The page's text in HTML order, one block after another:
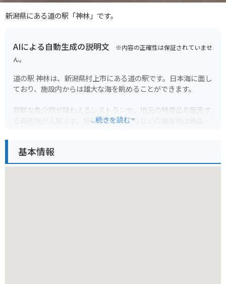
新潟県にある道の駅「神林」です。
AIによる自動生成の説明文 ※内容の正確性は保証されていませ
ん。
道の駅 神林は、新潟県村上市にある道の駅です。日本海に面し
ており、施設内からは雄大な海を眺めることができます。
新鮮な魚介類が味わえるレストランや、地元の特産品を販売す
る直売所が人気です。特に、鮭やいくらなどの海産物は絶品
バイクで訪れる場合、日本海沿いのシーサイドラインを走行す
ると、爽快なツーリングを楽しむことができます。道の駅に
...続きを読む
基本情報